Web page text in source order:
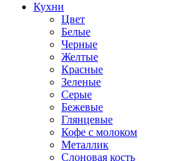
Кухни
Цвет
Белые
Черные
Желтые
Красные
Зеленые
Серые
Бежевые
Глянцевые
Кофе с молоком
Металлик
Слоновая кость